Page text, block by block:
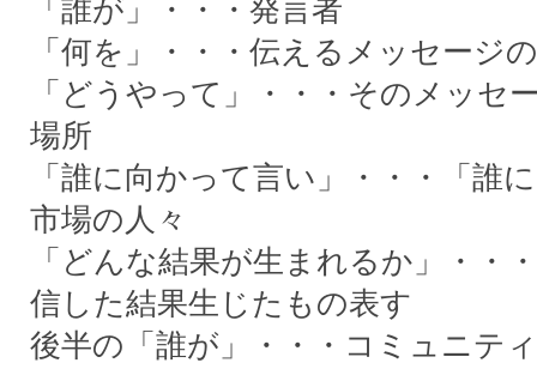
「誰が」・・・発言者
「何を」・・・伝えるメッセージ
「どうやって」・・・そのメッセ
場所
「誰に向かって言い」・・・「誰
市場の人々
「どんな結果が生まれるか」・・
信した結果生じたもの表す
後半の「誰が」・・・コミュニティ